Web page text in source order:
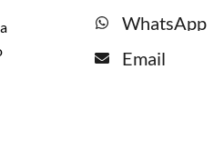
WhatsApp
Email